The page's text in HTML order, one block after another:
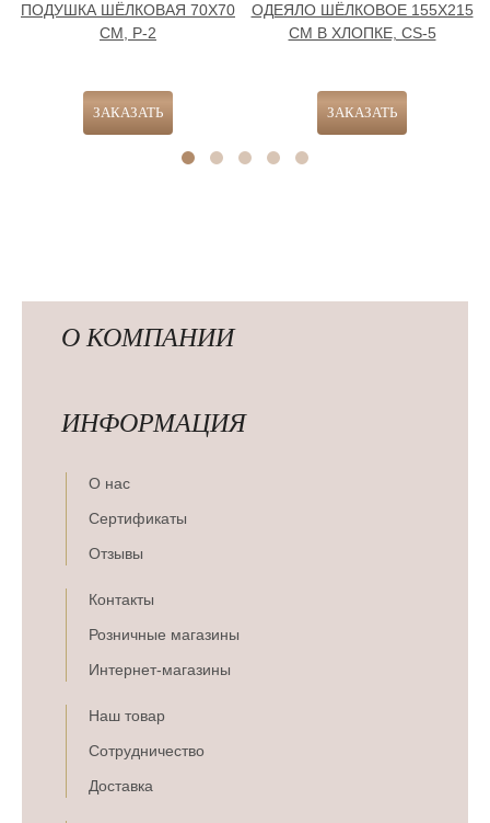
ПОДУШКА ШЁЛКОВАЯ 70Х70
СМ, Р-2
ОДЕЯЛО ШЁЛКОВОЕ 155Х215
СМ В ХЛОПКЕ, CS-5
О КОМПАНИИ
ИНФОРМАЦИЯ
О нас
Сертификаты
Отзывы
Контакты
Розничные магазины
Интернет-магазины
Наш товар
Сотрудничество
Доставка